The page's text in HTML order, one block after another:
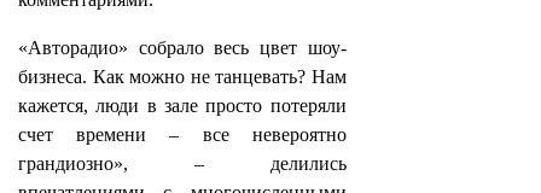
«Авторадио» собрало весь цвет шоу-
бизнеса. Как можно не танцевать? Нам
кажется, люди в зале просто потеряли
счет времени – все невероятно
грандиозно», – делились